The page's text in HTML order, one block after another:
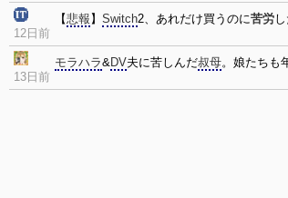
12日前
【悲報 】 Switch2、あれだけ買うのに苦労
13日前
モラハラ&DV夫に苦しんだ叔母。娘たちも